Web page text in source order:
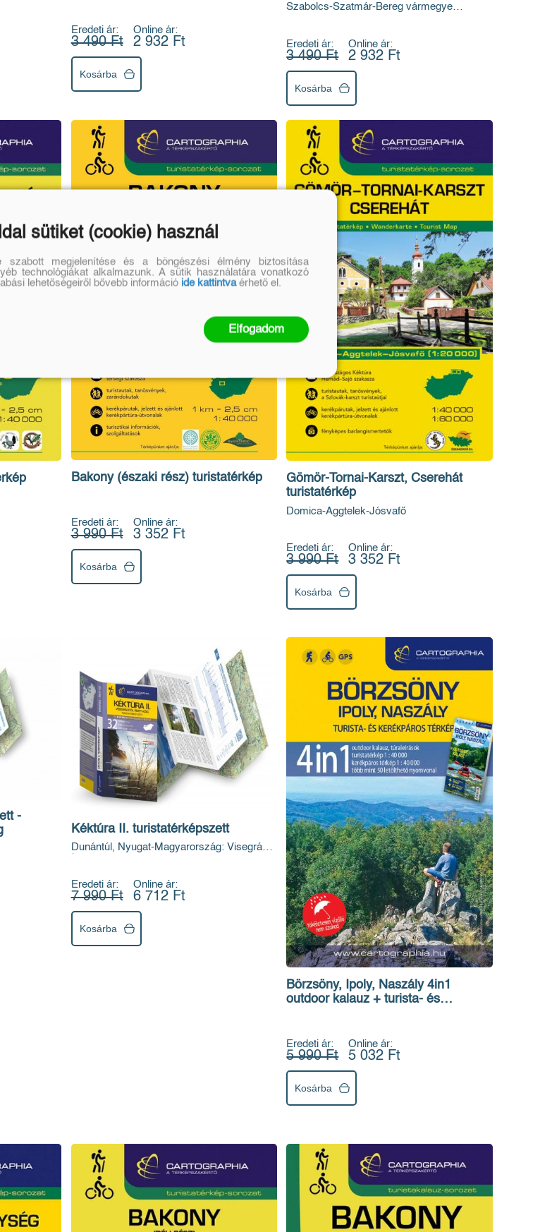
Eredeti ár:
3 490 Ft
Online ár:
2 932 Ft
Kosárba
Szabolcs-Szatmár-Bereg vármegye
Eredeti ár:
3 490 Ft
Online ár:
2 932 Ft
Kosárba
Bakony (északi rész) turistatérkép
Eredeti ár:
3 990 Ft
Online ár:
3 352 Ft
Kosárba
Gömör-Tornai-Karszt, Cserehát
turistatérkép
Domica-Aggtelek-Jósvafő
Eredeti ár:
3 990 Ft
Online ár:
3 352 Ft
Kosárba
-
Kéktúra II. turistatérképszett
Dunántúl, Nyugat-Magyarország: Visegrád-
Eredeti ár:
7 990 Ft
Online ár:
6 712 Ft
Kosárba
Börzsöny, Ipoly, Naszály 4in1
outdoor kalauz + turista- és
Eredeti ár:
5 990 Ft
Online ár:
5 032 Ft
Kosárba
sütiket (cookie) használ
szabott megjelenítése és a böngészési élmény biztosítása
technológiákat alkalmazunk. A sütik használatára vonatkozó
lehetőségeiről bővebb információ ide kattintvaérhető el.
Elfogadom